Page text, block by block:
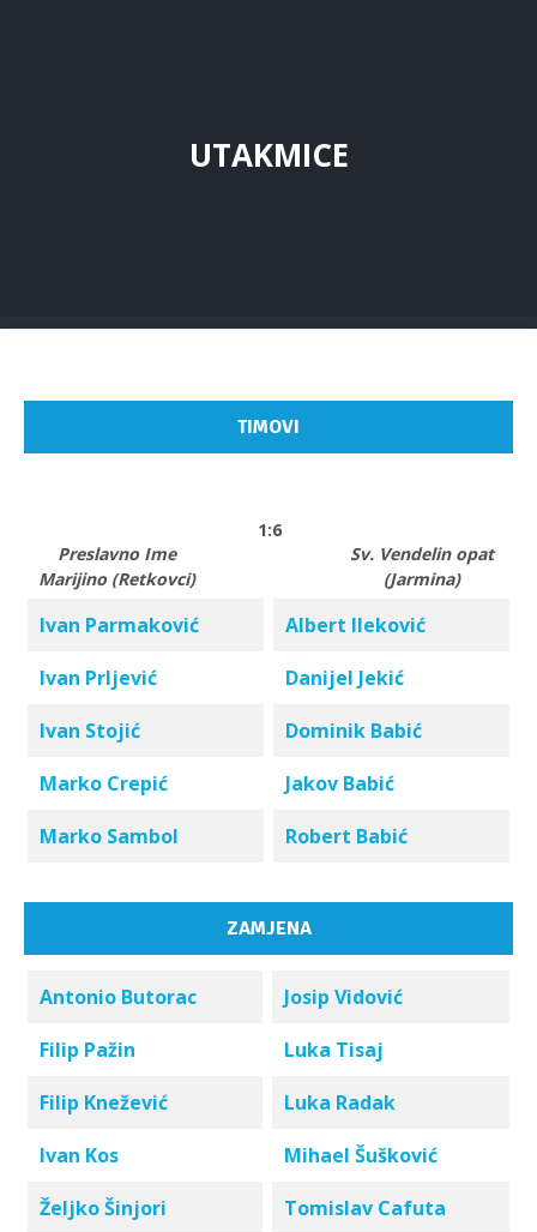
UTAKMICE
TIMOVI
Preslavno Ime
Marijino (Retkovci)
1:6
Sv. Vendelin opat
(Jarmina)
Ivan Parmaković
Ivan Prljević
Ivan Stojić
Marko Crepić
Marko Sambol
Albert Ileković
Danijel Jekić
Dominik Babić
Jakov Babić
Robert Babić
ZAMJENA
Antonio Butorac
Filip Pažin
Filip Knežević
Ivan Kos
Željko Šinjori
Josip Vidović
Luka Tisaj
Luka Radak
Mihael Šušković
Tomislav Cafuta